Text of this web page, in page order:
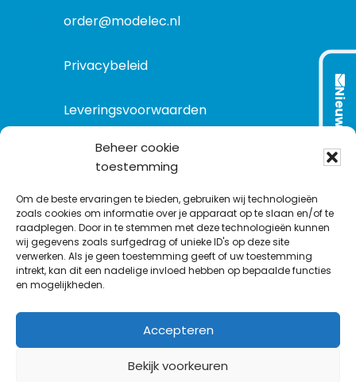
Beheer cookie
toestemming
Om de beste ervaringen te bieden, gebruiken wij technologieën
zoals cookies om informatie over je apparaat op te slaan en/of te
raadplegen. Door in te stemmen met deze technologieën kunnen
wij gegevens zoals surfgedrag of unieke ID's op deze site
verwerken. Als je geen toestemming geeft of uw toestemming
intrekt, kan dit een nadelige invloed hebben op bepaalde functies
en mogelijkheden.
Accepteren
Bekijk voorkeuren
order@modelec.nl
Privacybeleid
Leveringsvoorwaarden
L
i
n
e
T
w
i
t
F
a
c
b
o
o
k
Y
o
u
u
b
C
o
n
a
Nieuwsbrief